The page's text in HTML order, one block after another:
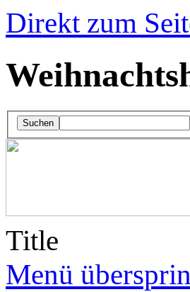
Direkt zum
Suchen
Title
Menü